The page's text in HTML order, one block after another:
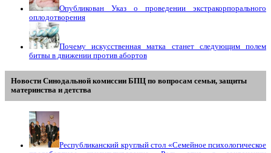
Опубликован Указ о проведении экстракорпорального
оплодотворения
Почему искусственная матка станет следующим полем
битвы в движении против абортов
Новости Синодальной комиссии БПЦ по вопросам семьи, защиты
материнства и детства
Республиканский круглый стол «Семейное психологическое